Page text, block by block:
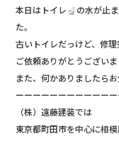
本日はトイレ
の水が止
た。
古いトイレだっけど、修理
ご依頼ありがとうございま
また、何かありましたら
ーーーーーーーーーーー
（株）遠藤建装では
東京都町田市を中心に